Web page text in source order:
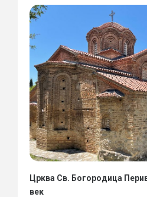
Црква Св. Богородица
век